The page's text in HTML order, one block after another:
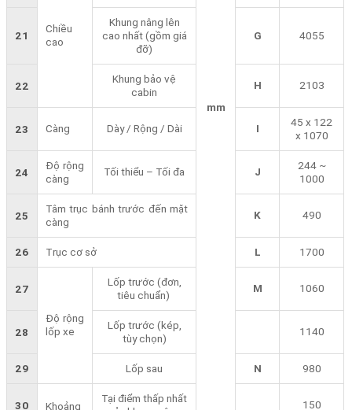
mm
Chiều
cao
21
Khung nâng lên
cao nhất (gồm giá
đỡ)
G 4055
22
Khung bảo vệ
cabin
H 2103
23 Càng Dày / Rộng / Dài I
45 x 122
x 1070
24
Độ rộng
càng
Tối thiểu – Tối đa J
244 ~
1000
25
Tâm trục bánh trước đến mặt
càng
K 490
26 Trục cơ sở L 1700
27
Độ rộng
lốp xe
Lốp trước (đơn,
tiêu chuẩn)
M 1060
28
Lốp trước (kép,
tùy chọn)
1140
29 Lốp sau N 980
30 Khoảng
Tại điểm thấp nhất
150